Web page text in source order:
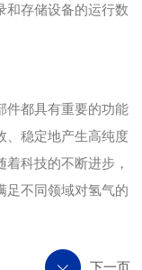
和存储设备的运行数
都具有重要的功能
、稳定地产生高纯度
科技的不断进步，
足不同领域对氢气的